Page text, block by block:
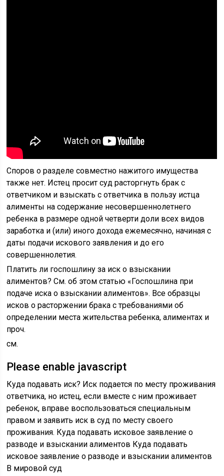
Споров о разделе совместно нажитого имущества
также нет. Истец просит суд расторгнуть брак с
ответчиком и взыскать с ответчика в пользу истца
алименты на содержание несовершеннолетнего
ребенка в размере одной четверти доли всех видов
заработка и (или) иного дохода ежемесячно, начиная с
даты подачи искового заявления и до его
совершеннолетия.
Платить ли госпошлину за иск о взыскании
алиментов? См. об этом статью «Госпошлина при
подаче иска о взыскании алиментов». Все образцы
исков о расторжении брака с требованиями об
определении места жительства ребенка, алиментах и
проч.
см.
Please enable javascript
Куда подавать иск? Иск подается по месту проживания
ответчика, но истец, если вместе с ним проживает
ребенок, вправе воспользоваться специальным
правом и заявить иск в суд по месту своего
проживания. Куда подавать исковое заявление о
разводе и взыскании алиментов Куда подавать
исковое заявление о разводе и взыскании алиментов
В мировой суд